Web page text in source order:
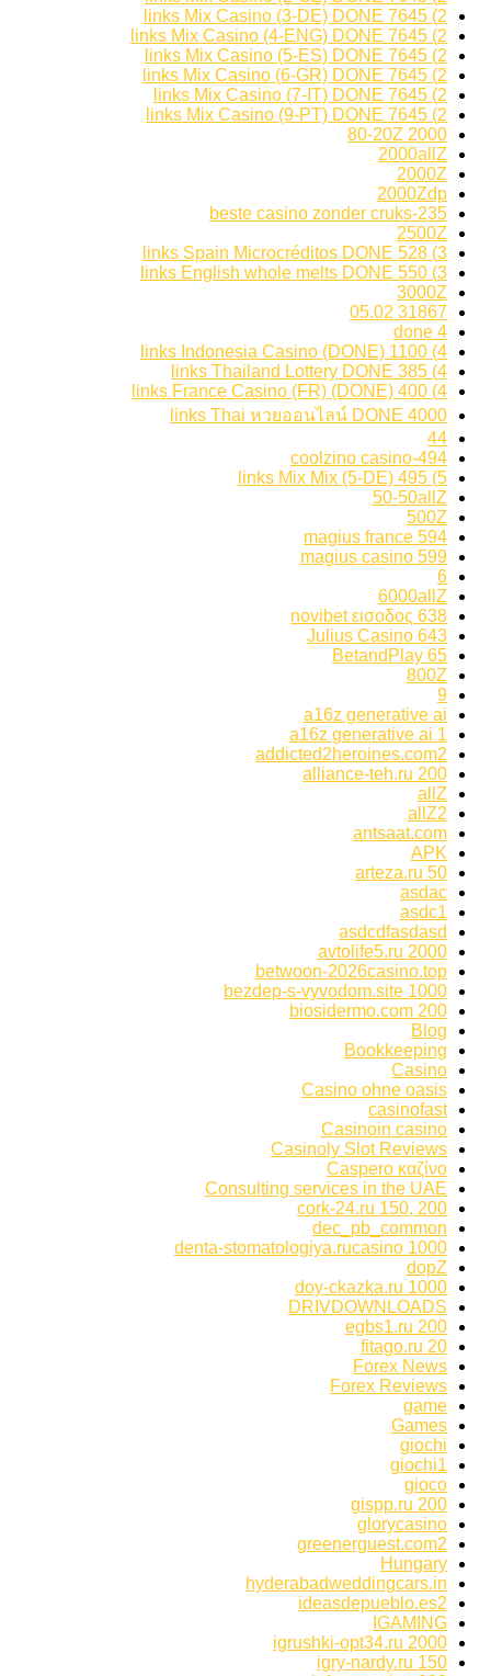
2) 7645 links Mix Casino (3-DE) DONE
2) 7645 links Mix Casino (4-ENG) DONE
2) 7645 links Mix Casino (5-ES) DONE
2) 7645 links Mix Casino (6-GR) DONE
2) 7645 links Mix Casino (7-IT) DONE
2) 7645 links Mix Casino (9-PT) DONE
2000 80-20Z
2000allZ
2000Z
2000Zdp
235-beste casino zonder cruks
2500Z
3) 528 links Spain Microcréditos DONE
3) 550 links English whole melts DONE
3000Z
31867 05.02
4 done
4) 1100 links Indonesia Casino (DONE)
4) 385 links Thailand Lottery DONE
4) 400 links France Casino (FR) (DONE)
4000 links Thai หวยออนไลน์ DONE
44
494-coolzino casino
5) 495 links Mix Mix (5-DE)
50-50allZ
500Z
594 magius france
599 magius casino
6
6000allZ
638 novibet εισοδος
643 Julius Casino
65 BetandPlay
800Z
9
a16z generative ai
a16z generative ai 1
addicted2heroines.com2
alliance-teh.ru 200
allZ
allZ2
antsaat.com
APK
arteza.ru 50
asdac
asdc1
asdcdfasdasd
avtolife5.ru 2000
betwoon-2026casino.top
bezdep-s-vyvodom.site 1000
biosidermo.com 200
Blog
Bookkeeping
Casino
Casino ohne oasis
casinofast
Casinoin casino
Casinoly Slot Reviews
Caspero καζίνο
Consulting services in the UAE
cork-24.ru 150, 200
dec_pb_common
denta-stomatologiya.rucasino 1000
dopZ
doy-ckazka.ru 1000
DRIVDOWNLOADS
egbs1.ru 200
fitago.ru 20
Forex News
Forex Reviews
game
Games
giochi
giochi1
gioco
gispp.ru 200
glorycasino
greenerguest.com2
Hungary
hyderabadweddingcars.in
ideasdepueblo.es2
IGAMING
igrushki-opt34.ru 2000
igry-nardy.ru 150